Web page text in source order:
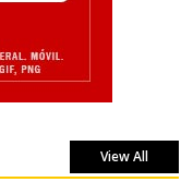
View All